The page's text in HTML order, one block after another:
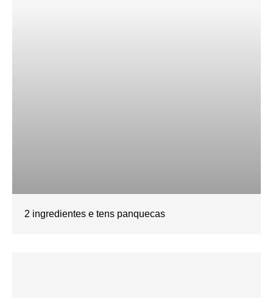
2 ingredientes e tens panquecas